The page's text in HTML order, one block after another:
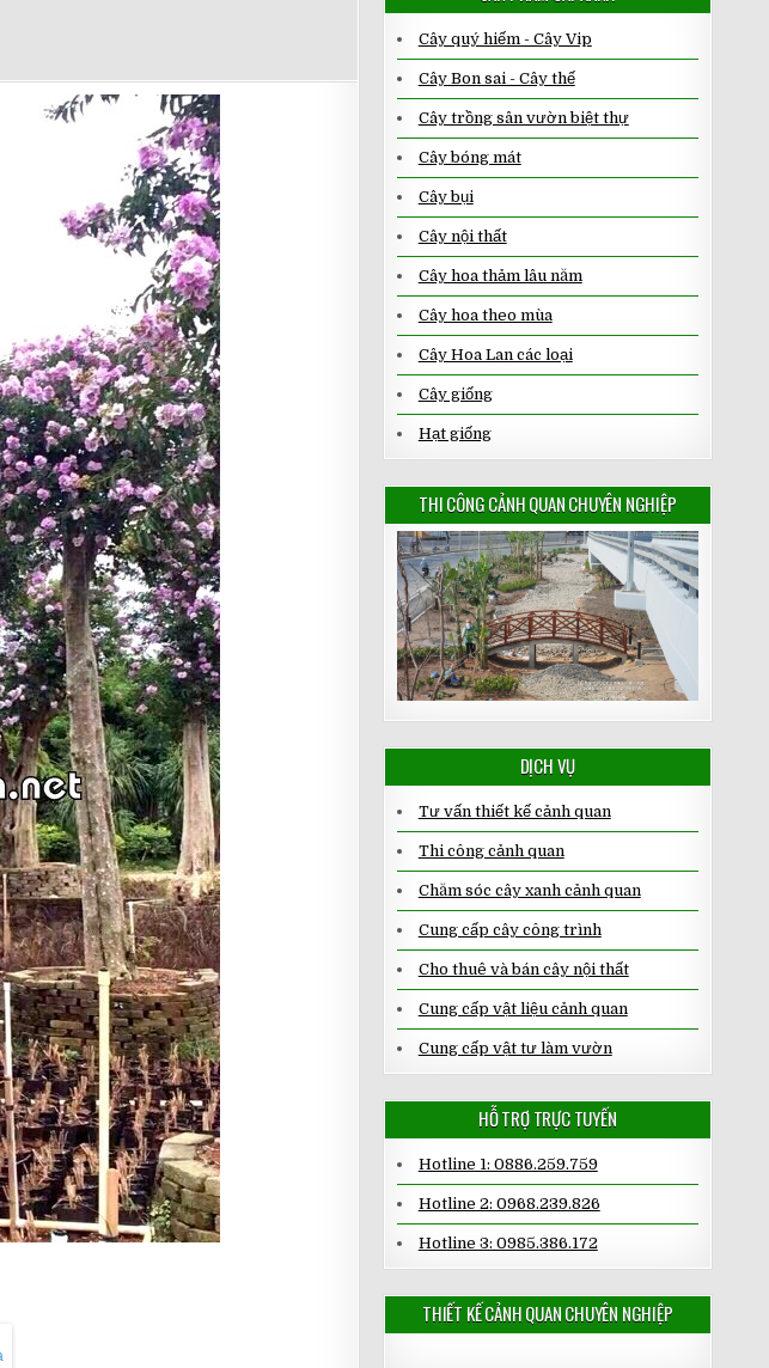
Cây quý hiếm - Cây Vip
Cây Bon sai - Cây thế
Cây trồng sân vườn biệt thự
Cây bóng mát
Cây bụi
Cây nội thất
Cây hoa thảm lâu năm
Cây hoa theo mùa
Cây Hoa Lan các loại
Cây giống
Hạt giống
THI CÔNG CẢNH QUAN CHUYÊN NGHIỆP
DỊCH VỤ
Tư vấn thiết kế cảnh quan
Thi công cảnh quan
Chăm sóc cây xanh cảnh quan
Cung cấp cây công trình
Cho thuê và bán cây nội thất
Cung cấp vật liệu cảnh quan
Cung cấp vật tư làm vườn
HỖ TRỢ TRỰC TUYẾN
Hotline 1: 0886.259.759
Hotline 2: 0968.239.826
Hotline 3: 0985.386.172
THIẾT KẾ CẢNH QUAN CHUYÊN NGHIỆP